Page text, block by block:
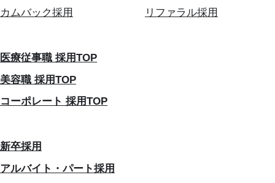
カムバック採用
リファラル採用
医療従事職 採用TOP
美容職 採用TOP
コーポレート 採用TOP
新卒採用
アルバイト・パート採用